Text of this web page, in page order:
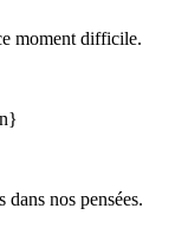
moment difficile.
nos pensées.